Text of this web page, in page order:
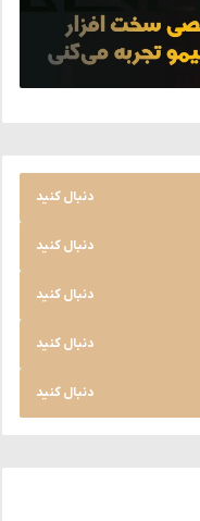
دنبال کنید
دنبال کنید
دنبال کنید
دنبال کنید
دنبال کنید